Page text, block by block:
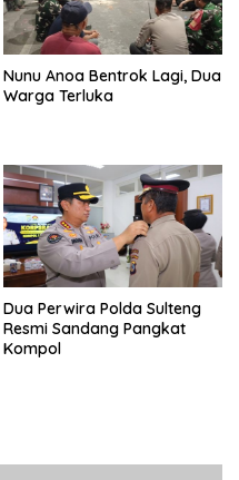
Nunu Anoa Bentrok Lagi, Dua
Warga Terluka
Dua Perwira Polda Sulteng
Resmi Sandang Pangkat
Kompol